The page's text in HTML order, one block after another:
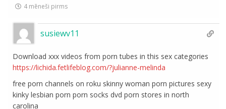
4 mēneši pirms
susiewv11
Download xxx videos from porn tubes in this sex categories
https://lichida.fetlifeblog.com/?julianne-melinda
free porn channels on roku skinny woman porn pictures sexy
kinky lesbian porn porn socks dvd porn stores in north
carolina